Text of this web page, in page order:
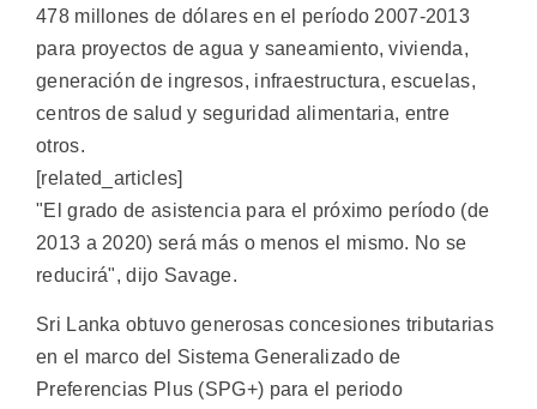
478 millones de dólares en el período 2007-2013
para proyectos de agua y saneamiento, vivienda,
generación de ingresos, infraestructura, escuelas,
centros de salud y seguridad alimentaria, entre
otros.
[related_articles]
"El grado de asistencia para el próximo período (de
2013 a 2020) será más o menos el mismo. No se
reducirá", dijo Savage.
Sri Lanka obtuvo generosas concesiones tributarias
en el marco del Sistema Generalizado de
Preferencias Plus (SPG+) para el periodo